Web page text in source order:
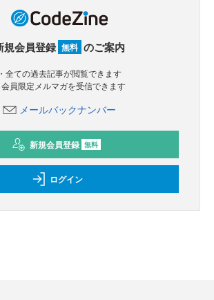
規会員登録 無料 のご案内
・全ての過去記事が閲覧できます
会員限定メルマガを受信できます
メールバックナンバー
新規会員登録 無料
ログイン